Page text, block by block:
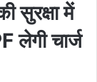
सुरक्षा में
लेगी चार्ज